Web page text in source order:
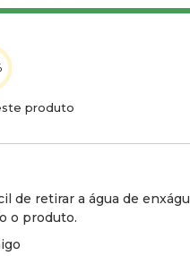
produto
de retirar a água de
o produto.